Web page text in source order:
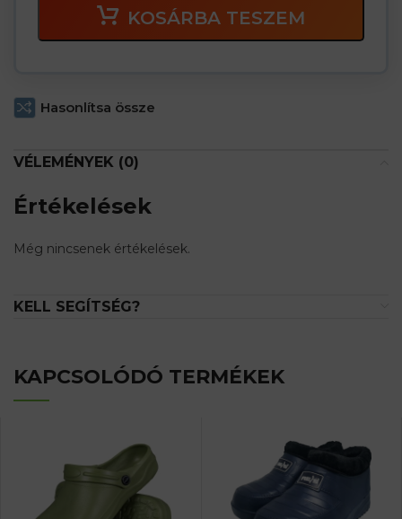
KOSÁRBA TESZEM
Hasonlítsa össze
VÉLEMÉNYEK (0)
Értékelések
Még nincsenek értékelések.
KELL SEGÍTSÉG?
KAPCSOLÓDÓ TERMÉKEK